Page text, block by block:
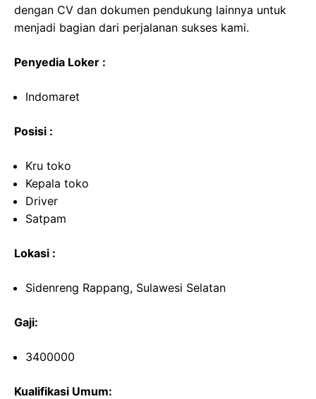
dengan CV dan dokumen pendukung lainnya untuk
menjadi bagian dari perjalanan sukses kami.
Penyedia Loker :
Indomaret
Posisi :
Kru toko
Kepala toko
Driver
Satpam
Lokasi :
Sidenreng Rappang, Sulawesi Selatan
Gaji:
3400000
Kualifikasi Umum: